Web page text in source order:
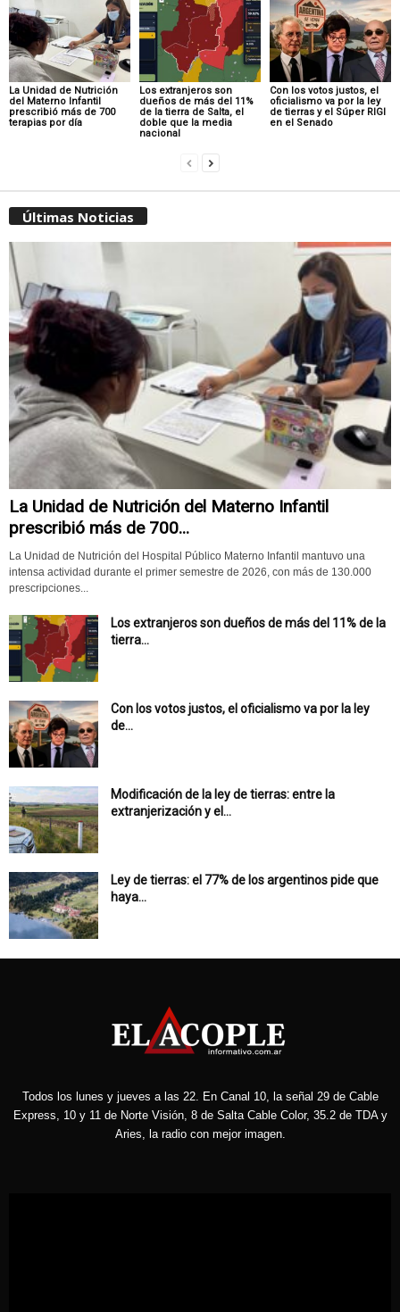
La Unidad de Nutrición
del Materno Infantil
prescribió más de 700
terapias por día
Los extranjeros son
dueños de más del 11%
de la tierra de Salta, el
doble que la media
nacional
Con los votos justos, el
oficialismo va por la ley
de tierras y el Súper RIGI
en el Senado
Últimas Noticias
La Unidad de Nutrición del Materno Infantil
prescribió más de 700...
La Unidad de Nutrición del Hospital Público Materno Infantil mantuvo una
intensa actividad durante el primer semestre de 2026, con más de 130.000
prescripciones...
Los extranjeros son dueños de más del 11% de la
tierra...
Con los votos justos, el oficialismo va por la ley
de...
Modificación de la ley de tierras: entre la
extranjerización y el...
Ley de tierras: el 77% de los argentinos pide que
haya...
Todos los lunes y jueves a las 22. En Canal 10, la señal 29 de Cable
Express, 10 y 11 de Norte Visión, 8 de Salta Cable Color, 35.2 de TDA y
Aries, la radio con mejor imagen.